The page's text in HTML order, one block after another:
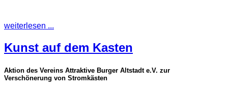
weiterlesen ...
Kunst auf dem Kasten
Aktion des Vereins Attraktive Burger Altstadt e.V. zur
Verschönerung von Stromkästen